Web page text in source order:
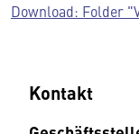
Download: Folder
Kontakt